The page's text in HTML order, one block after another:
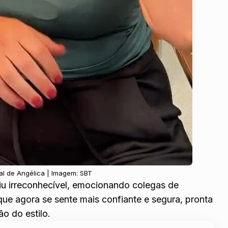
de Angélica | Imagem: SBT
irreconhecível, emocionando colegas de
agora se sente mais confiante e segura, pronta
do estilo.